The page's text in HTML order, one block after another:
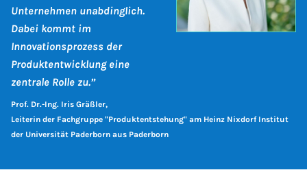
Unternehmen unabdinglich.
Dabei kommt im
Innovationsprozess der
Produktentwicklung eine
zentrale Rolle zu.”
Prof. Dr.-Ing. Iris Gräßler,
Leiterin der Fachgruppe "Produktentstehung" am Heinz Nixdorf Institut
der Universität Paderborn aus Paderborn